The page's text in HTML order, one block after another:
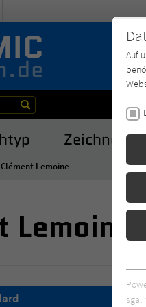
Clément Lemoine
Lemoine
Auf